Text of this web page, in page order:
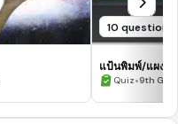
10 questions
แป้นพิมพ์/แผงแ
Quiz•9th